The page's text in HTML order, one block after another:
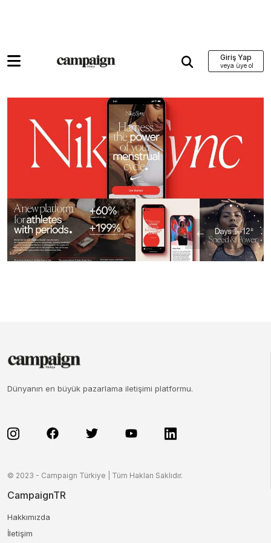
Giriş Yap
Dünyanın en büyük pazarlama iletişimi platformu.
© 2023 - Campaign Türkiye | Tüm Hakları Saklıdır.
CampaignTR
Hakkımızda
İletişim